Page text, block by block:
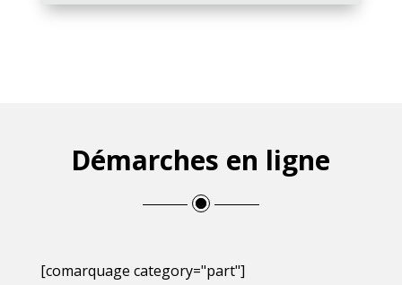
Démarches en ligne
[comarquage category="part"]